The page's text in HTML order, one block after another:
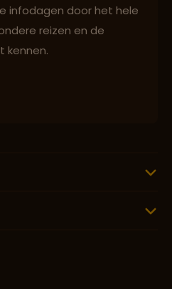
infodagen door het hele
reizen en de
kennen.